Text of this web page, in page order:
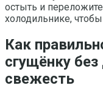
остыть и
холодильнике,
Как
сгущёнку
свежесть